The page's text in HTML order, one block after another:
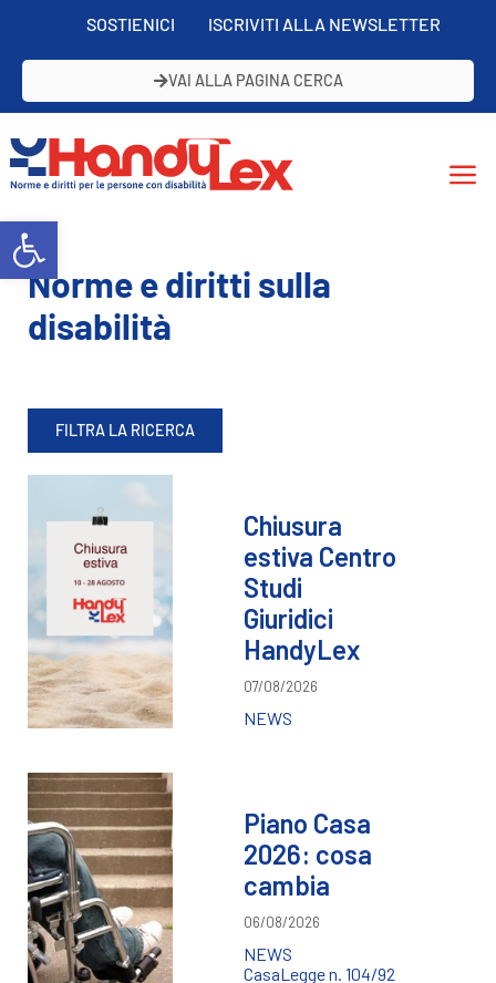
Open toolbar
SOSTIENICI ISCRIVITI ALLA NEWSLETTER
VAI ALLA PAGINA CERCA
Norme e diritti sulla
disabilità
FILTRA LA RICERCA
Chiusura
estiva Centro
Studi
Giuridici
HandyLex
07/08/2026
NEWS
Piano Casa
2026: cosa
cambia
06/08/2026
NEWS
CasaLegge n. 104/92